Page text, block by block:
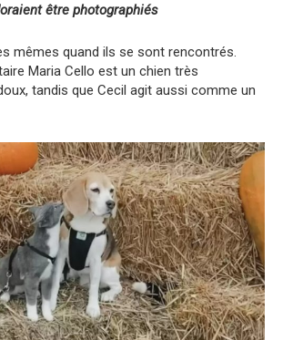
être photographiés
mêmes quand ils se sont rencontrés.
Maria Cello est un chien très
tandis que Cecil agit aussi comme un